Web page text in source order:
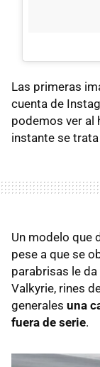
Las primeras
cuenta de
podemos ver al
instante se
Un modelo que
pese a que se
parabrisas le
Valkyrie, rines
generales una
fuera de serie.